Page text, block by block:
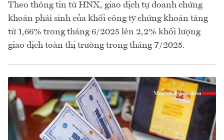
Theo thông tin từ HNX, giao dịch tự doanh chứng
khoán phái sinh của khối công ty chứng khoán tăng
từ 1,66% trong tháng 6/2025 lên 2,2% khối lượng
giao dịch toàn thị trường trong tháng 7/2025.